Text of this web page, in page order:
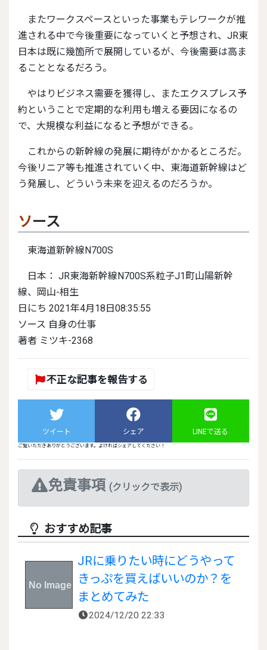
またワークスペースといった事業もテレワークが推
進される中で今後重要になっていくと予想され、JR東
日本は既に幾箇所で展開しているが、今後需要は高ま
ることとなるだろう。
やはりビジネス需要を獲得し、またエクスプレス予
約ということで定期的な利用も増える要因になるの
で、大規模な利益になると予想ができる。
これからの新幹線の発展に期待がかかるところだ。
今後リニア等も推進されていく中、東海道新幹線はど
う発展し、どういう未来を迎えるのだろうか。
ソース
東海道新幹線N700S
日本： JR東海新幹線N700S系粒子J1町山陽新幹
線、岡山-相生
日にち 2021年4月18日08:35:55
ソース 自身の仕事
著者 ミツキ-2368
不正な記事を報告する
ツイート シェア LINEで送る
ご覧いただきありがとうございます。よければシェアしてください！
免責事項 (クリックで表示)
おすすめ記事
JRに乗りたい時にどうやって
きっぷを買えばいいのか？を
まとめてみた
2024/12/20 22:33